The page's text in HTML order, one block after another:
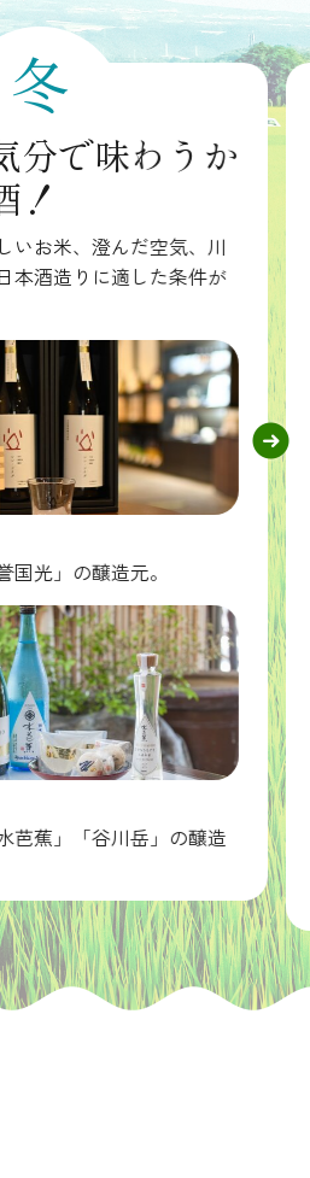
冬
分で味わうか
！
いお米、澄んだ空気、川
本酒造りに適した条件が
国光」の醸造元。
芭蕉」「谷川岳」の醸造